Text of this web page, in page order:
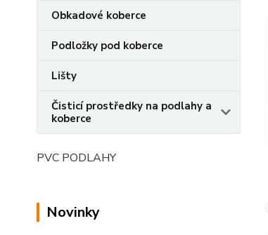
Obkadové koberce
Podložky pod koberce
Lišty
Čisticí prostředky na podlahy a
koberce
PVC PODLAHY
Novinky